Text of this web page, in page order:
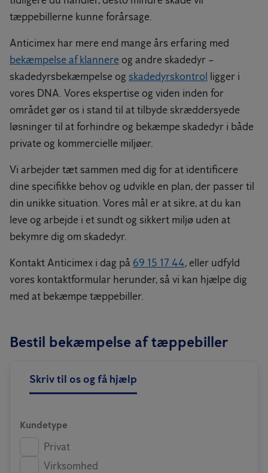
tæppebillerne kunne forårsage.
Anticimex har mere end mange års erfaring med
bekæmpelse af klannere og andre skadedyr –
skadedyrsbekæmpelse og skadedyrskontrol ligger i
vores DNA. Vores ekspertise og viden inden for
området gør os i stand til at tilbyde skræddersyede
løsninger til at forhindre og bekæmpe skadedyr i både
private og kommercielle miljøer.
Vi arbejder tæt sammen med dig for at identificere
dine specifikke behov og udvikle en plan, der passer til
din unikke situation. Vores mål er at sikre, at du kan
leve og arbejde i et sundt og sikkert miljø uden at
bekymre dig om skadedyr.
Kontakt Anticimex i dag på 69 15 17 44, eller udfyld
vores kontaktformular herunder, så vi kan hjælpe dig
med at bekæmpe tæppebiller.
Bestil bekæmpelse af tæppebiller
Skriv til os og få hjælp
Kundetype
Privat
Virksomhed